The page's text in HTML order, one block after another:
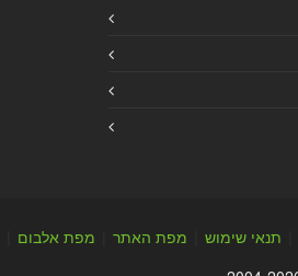
תנאי שימוש מפת האתר מפת אלבום